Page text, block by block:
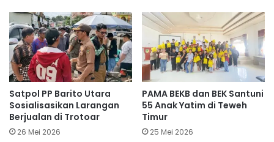
Satpol PP Barito Utara
Sosialisasikan Larangan
Berjualan di Trotoar
26 Mei 2026
PAMA BEKB dan BEK Santuni
55 Anak Yatim di Teweh
Timur
25 Mei 2026